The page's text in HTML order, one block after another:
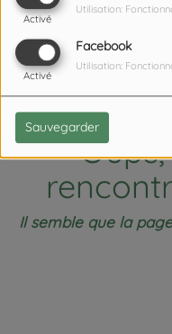
Activé
Utilisation:
Facebook
Activé
Utilisation:
Sauvegarder
Il semble que la